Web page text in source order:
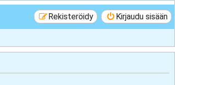
Kirjaudu sisään
Rekisteröidy